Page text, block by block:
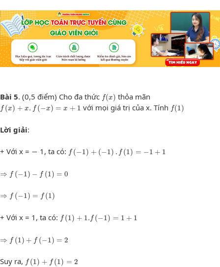
Bài 5. (0,5 điểm) Cho đa thức f(x)
(x thỏa mãn
f (x) + x. f (−x) = x + 1
( x + f − x )= + 1 với mọi giá trị của x. Tính f(1)
f(1 )
Lời giải:
+ Với x = − 1, ta có: f (−1) + (−1) . f (1) = −1 + 1
( − 1) + 1 .f ( = −1
⇒ f (−1) − f (1) = 0
− − )=
⇒ f (−1) = f (1)
− =
+ Với x = 1, ta có: f (1) + 1. f (−1) = 1 + 1
( 1) + ( − 1 =1
⇒ f (1) + f (−1) = 2
1 ) +f 1 )=
Suy ra, f (1) + f (1) = 2
( 1) + ) =2